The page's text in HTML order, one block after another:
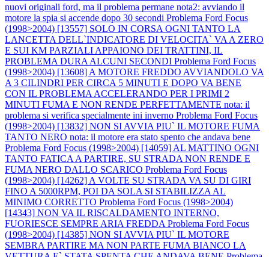
nuovi originali ford, ma il problema permane nota2: avviando il
motore la spia si accende dopo 30 secondi Problema Ford Focus
(1998>2004) [13557] SOLO IN CORSA OGNI TANTO LA
LANCETTA DELL`INDICATORE DI VELOCITA` VA A ZERO
E SUI KM PARZIALI APPAIONO DEI TRATTINI, IL
PROBLEMA DURA ALCUNI SECONDI Problema Ford Focus
(1998>2004) [13608] A MOTORE FREDDO AVVIANDOLO VA
A 3 CILINDRI PER CIRCA 5 MINUTI E DOPO VA BENE
CON IL PROBLEMA ACCELERANDO PER I PRIMI 2
MINUTI FUMA E NON RENDE PERFETTAMENTE nota: il
problema si verifica specialmente ini inverno Problema Ford Focus
(1998>2004) [13832] NON SI AVVIA PIU` IL MOTORE FUMA
TANTO NERO nota: il motore era stato spento che andava bene
Problema Ford Focus (1998>2004) [14059] AL MATTINO OGNI
TANTO FATICA A PARTIRE, SU STRADA NON RENDE E
FUMA NERO DALLO SCARICO Problema Ford Focus
(1998>2004) [14262] A VOLTE SU STRADA VA SU DI GIRI
FINO A 5000RPM, POI DA SOLA SI STABILIZZA AL
MINIMO CORRETTO Problema Ford Focus (1998>2004)
[14343] NON VA IL RISCALDAMENTO INTERNO,
FUORIESCE SEMPRE ARIA FREDDA Problema Ford Focus
(1998>2004) [14385] NON SI AVVIA PIU` IL MOTORE
SEMBRA PARTIRE MA NON PARTE FUMA BIANCO LA